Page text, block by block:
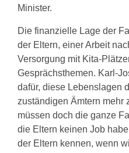
Minister.
Die finanzielle Lage der
der Eltern, einer Arbeit
Versorgung mit Kita-
Gesprächsthemen. Karl-
dafür, diese Lebenslagen
zuständigen Ämtern mehr
müssen doch die ganze
die Eltern keinen Job
der Eltern kennen, wenn